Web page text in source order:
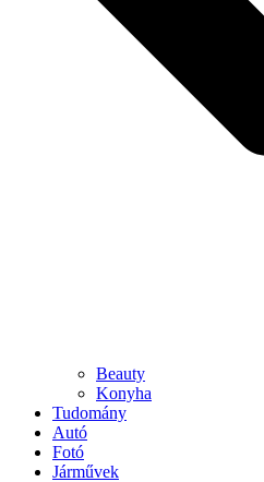
Beauty
Konyha
Tudomány
Autó
Fotó
Járművek